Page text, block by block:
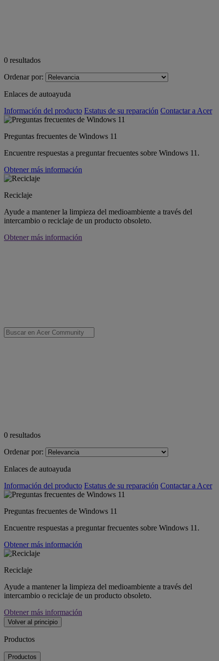
0 resultados
Ordenar por:
Enlaces de autoayuda
Información del producto Estatus de su reparación Contactar a Acer
Preguntas frecuentes de Windows 11
Encuentre respuestas a preguntar frecuentes sobre Windows 11.
Obtener más información
Reciclaje
Ayude a mantener la limpieza del medioambiente a través del
intercambio o reciclaje de un producto obsoleto.
Obtener más información
0 resultados
Ordenar por:
Enlaces de autoayuda
Información del producto Estatus de su reparación Contactar a Acer
Preguntas frecuentes de Windows 11
Encuentre respuestas a preguntar frecuentes sobre Windows 11.
Obtener más información
Reciclaje
Ayude a mantener la limpieza del medioambiente a través del
intercambio o reciclaje de un producto obsoleto.
Obtener más información
Volver al principio
Productos
Productos